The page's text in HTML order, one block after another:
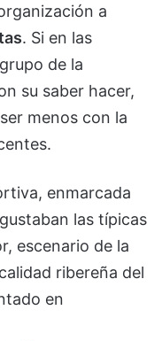
a
. Si en las
de la
su saber hacer,
menos con la
enmarcada
las típicas
escenario de la
ribereña del
en